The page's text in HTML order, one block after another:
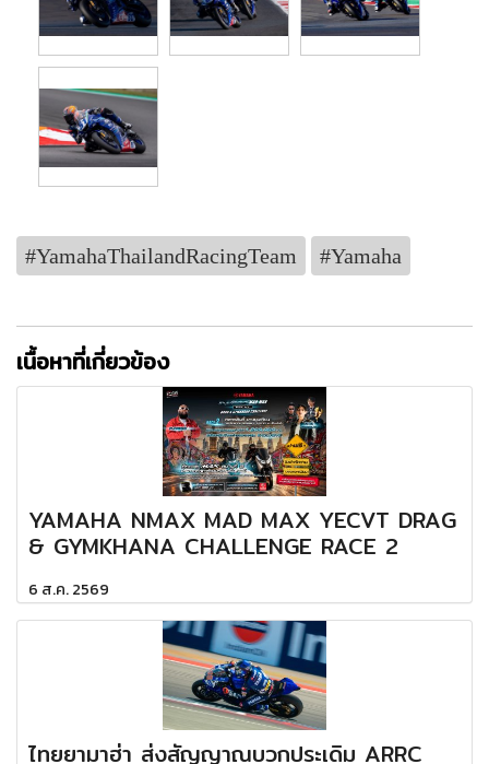
#YamahaThailandRacingTeam #Yamaha
เนื้อหาที่เกี่ยวข้อง
YAMAHA NMAX MAD MAX YECVT DRAG
& GYMKHANA CHALLENGE RACE 2
6 ส.ค. 2569
ไทยยามาฮ่า ส่งสัญญาณบวกประเดิม ARRC